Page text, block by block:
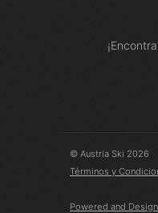
© Austria Ski 2026
Términos y
Powered and